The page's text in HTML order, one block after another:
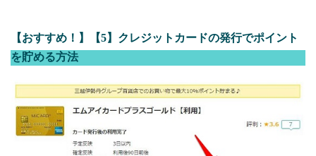
【おすすめ！】【5】クレジットカードの発行でポイント
を貯める方法